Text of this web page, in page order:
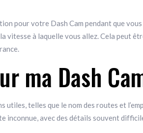
pour votre Dash Cam pendant que
vitesse à laquelle vous allez. Cela peut
ma Dash
telles que le nom des routes et
inconnue, avec des détails souvent